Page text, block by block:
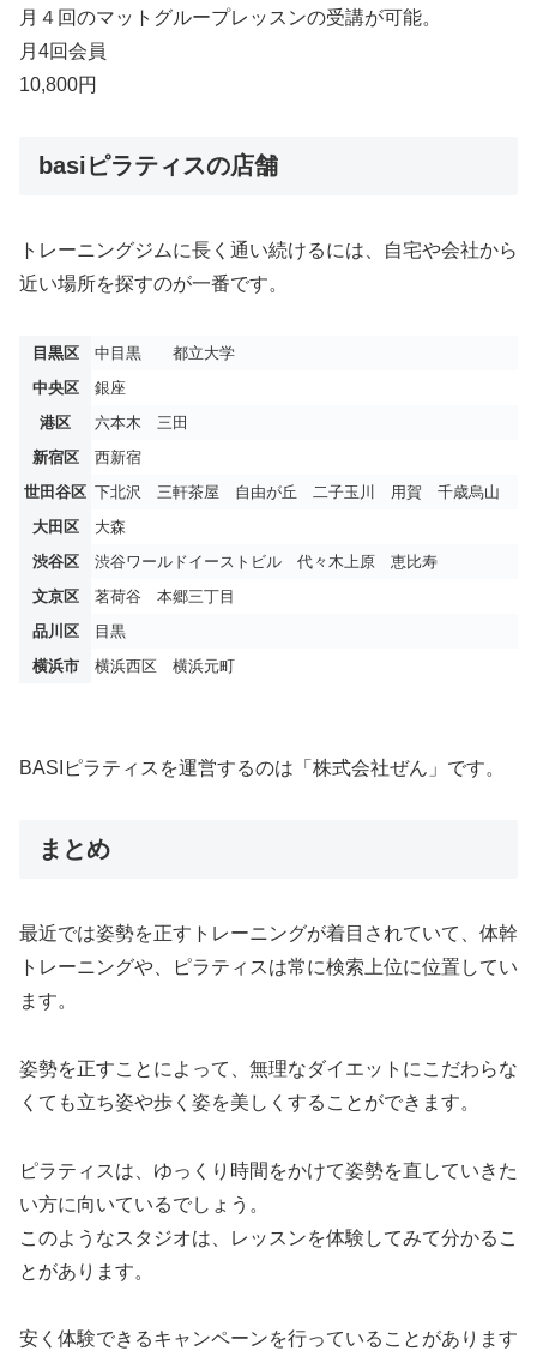
月４回のマットグループレッスンの受講が可能。
月4回会員
10,800円
basiピラティスの店舗
トレーニングジムに長く通い続けるには、自宅や会社から
近い場所を探すのが一番です。
目黒区
中目黒 都立大学
中央区
銀座
港区
六本木 三田
新宿区
西新宿
世田谷区 下北沢 三軒茶屋 自由が丘 二子玉川 用賀 千歳烏山
大田区
大森
渋谷区
渋谷ワールドイーストビル 代々木上原 恵比寿
文京区
茗荷谷 本郷三丁目
品川区
目黒
横浜市
横浜西区 横浜元町
BASIピラティスを運営するのは「株式会社ぜん」です。
まとめ
最近では姿勢を正すトレーニングが着目されていて、体幹
トレーニングや、ピラティスは常に検索上位に位置してい
ます。
姿勢を正すことによって、無理なダイエットにこだわらな
くても立ち姿や歩く姿を美しくすることができます。
ピラティスは、ゆっくり時間をかけて姿勢を直していきた
い方に向いているでしょう。
このようなスタジオは、レッスンを体験してみて分かるこ
とがあります。
安く体験できるキャンペーンを行っていることがあります